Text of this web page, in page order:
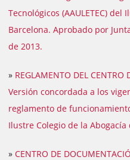
Tecnológicos (AAULETEC)
Barcelona. Aprobado por
de 2013.
» REGLAMENTO DEL CENTRO
Versión concordada a los
reglamento de
Ilustre Colegio de la Abogacía
» CENTRO DE